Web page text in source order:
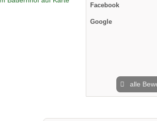
Facebook
Google
alle